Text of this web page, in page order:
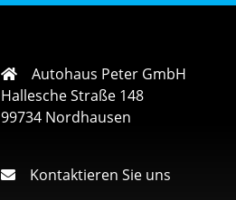
Autohaus Peter GmbH
Hallesche Straße 148
99734 Nordhausen
Kontaktieren Sie uns